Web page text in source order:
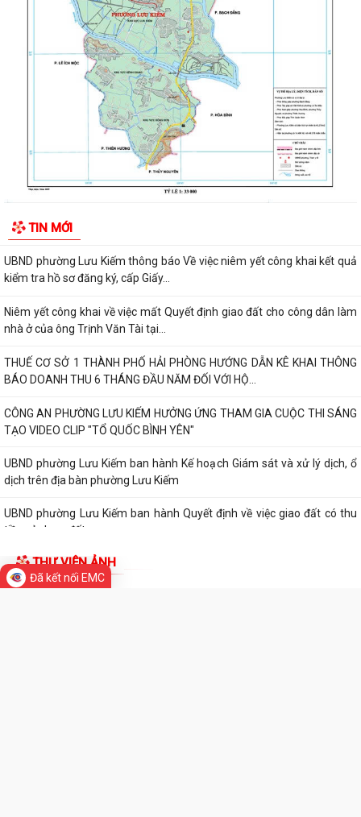
TIN MỚI
THƯỜNG TRỰC HĐND PHƯỜNG LƯU KIẾM TỔ CHỨC PHIÊN HỌP
THƯỜNG KỲ THÁNG 8 NĂM 2026
UBND PHƯỜNG LƯU KIẾM TỔ CHỨC PHIÊN HỌP THƯỜNG KỲ THÁNG 8
UBDN phường Lưu Kiếm thông báo Về việc niêm yết công khai kết quả
kiểm tra hồ sơ đăng ký, cấp Giấy...
UBND phường Lưu Kiếm thông báo Về việc niêm yết công khai kết quả
kiểm tra hồ sơ đăng ký, cấp Giấy...
CÔNG TÁC KHOA HỌC, CÔNG NGHỆ, ĐỔI MỚI SÁNG...
UBND phường Lưu Kiếm thông báo Về việc niêm yết công khai kết quả
kiểm tra hồ sơ đăng ký, cấp Giấy...
Niêm yết công khai về việc mất Quyết định giao đất cho công dân làm
nhà ở của ông Trịnh Văn Tài tại...
THUẾ CƠ SỞ 1 THÀNH PHỐ HẢI PHÒNG HƯỚNG DẪN KÊ KHAI THÔNG
BÁO DOANH THU 6 THÁNG ĐẦU NĂM ĐỐI VỚI HỘ...
CÔNG AN PHƯỜNG LƯU KIẾM HƯỞNG ỨNG THAM GIA CUỘC THI SÁNG
TẠO VIDEO CLIP "TỔ QUỐC BÌNH YÊN"
UBND phường Lưu Kiếm ban hành Kế hoạch Giám sát và xử lý dịch, ổ
dịch trên địa bàn phường Lưu Kiếm
UBND phường Lưu Kiếm ban hành Quyết định về việc giao đất có thu
tiền sử dụng đất
UBND phường Lưu Kiếm ban hành các quyết đinh về việc giao đất có
thu tiền sử dụng đất đợt ngày...
THƯ VIỆN ẢNH
Đã kết nối EMC